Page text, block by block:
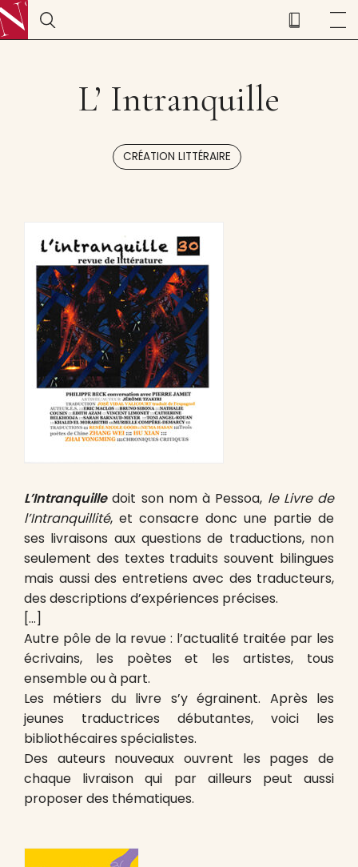
L’ Intranquille
CRÉATION LITTÉRAIRE
L’Intranquilledoit son nom à Pessoa, le Livre de
l’Intranquillité, et consacre donc une partie de
ses livraisons aux questions de traductions, non
seulement des textes traduits souvent bilingues
mais aussi des entretiens avec des traducteurs,
des descriptions d’expériences précises.
[…]
Autre pôle de la revue : l’actualité traitée par les
écrivains, les poètes et les artistes, tous
ensemble ou à part.
Les métiers du livre s’y égrainent. Après les
jeunes traductrices débutantes, voici les
bibliothécaires spécialistes.
Des auteurs nouveaux ouvrent les pages de
chaque livraison qui par ailleurs peut aussi
proposer des thématiques.